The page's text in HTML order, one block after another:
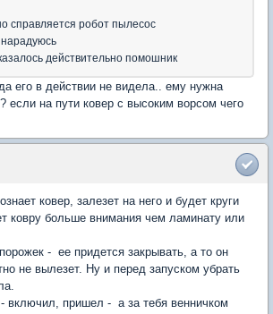
справляется робот пылесос
действительно помошник
его в действии не видела.. ему нужна
если на пути ковер с высоким ворсом чего
ковер, залезет на него и будет круги
ковру больше внимания чем ламинату или
- ее придется закрывать, а то он
не вылезет. Ну и перед запуском убрать
включил, пришел - а за тебя венничком